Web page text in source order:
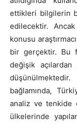
ettikleri bilgilerin
edilecektir.
konusu
bir gerçektir. Bu
değişik
bağlamında,
analiz ve tenkide
ülkelerinde